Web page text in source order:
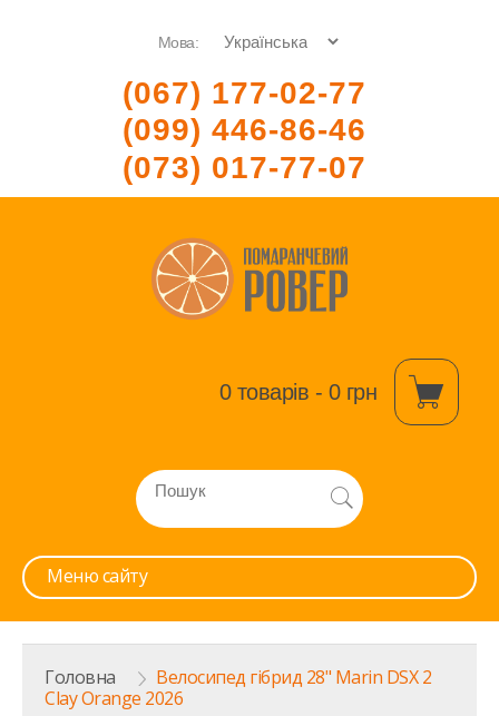
Мова:
(067) 177-02-77
(099) 446-86-46
(073) 017-77-07
0 товарів - 0 грн
Меню сайту
Головна > Велосипед гібрид 28" Marin DSX 2
Clay Orange 2026